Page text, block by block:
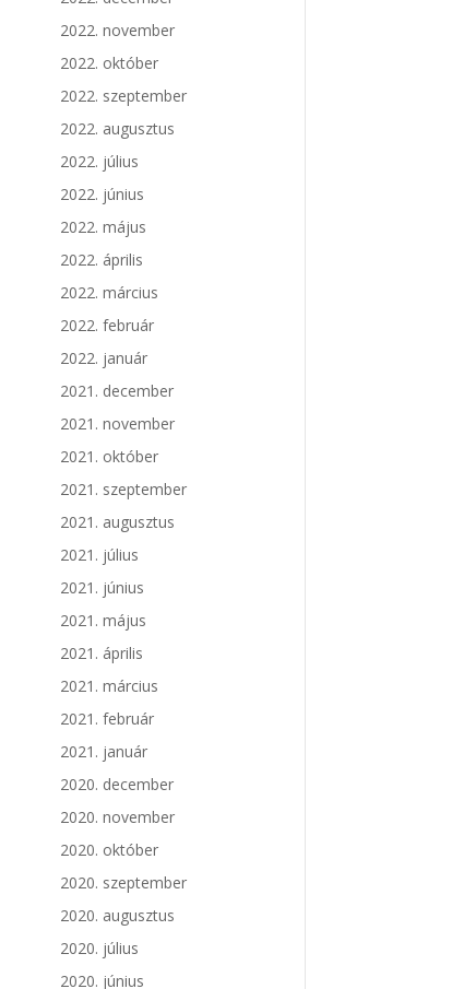
2022. november
2022. október
2022. szeptember
2022. augusztus
2022. július
2022. június
2022. május
2022. április
2022. március
2022. február
2022. január
2021. december
2021. november
2021. október
2021. szeptember
2021. augusztus
2021. július
2021. június
2021. május
2021. április
2021. március
2021. február
2021. január
2020. december
2020. november
2020. október
2020. szeptember
2020. augusztus
2020. július
2020. június